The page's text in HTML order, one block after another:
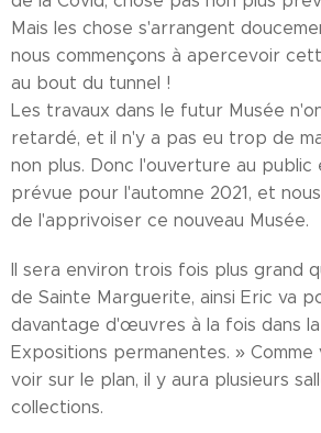
Mais les chose s'arrangent
nous commençons à apercevoir
au bout du tunnel !
Les travaux dans le futur Musée
retardé, et il n'y a pas eu trop de
non plus. Donc l'ouverture au public
prévue pour l'automne 2021, et
de l'apprivoiser ce nouveau Musée.
Il sera environ trois fois plus grand
de Sainte Marguerite, ainsi Eric va
davantage d'œuvres à la fois dans
Expositions permanentes. » Comme
voir sur le plan, il y aura plusieurs
collections.